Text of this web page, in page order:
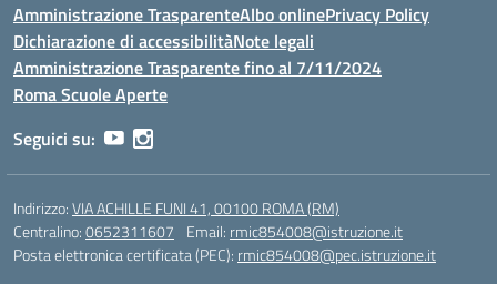
Amministrazione TrasparenteAlbo onlinePrivacy Policy
Dichiarazione di accessibilitàNote legali
Amministrazione Trasparente fino al 7/11/2024
Roma Scuole Aperte
Seguici su:
Indirizzo:VIA ACHILLE FUNI 41, 00100 ROMA (RM)
Centralino:0652311607 Email: rmic854008@istruzione.it
Posta elettronica certificata (PEC): rmic854008@pec.istruzione.it